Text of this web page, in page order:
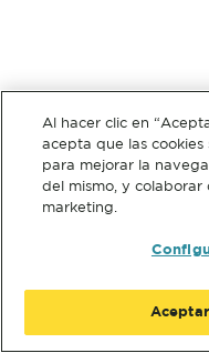
Al hacer clic en
acepta que las
para mejorar la
del mismo, y colaborar
marketing.